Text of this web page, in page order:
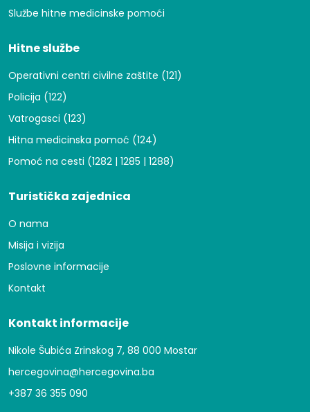
Službe hitne medicinske pomoći
Hitne službe
Operativni centri civilne zaštite (121)
Policija (122)
Vatrogasci (123)
Hitna medicinska pomoć (124)
Pomoć na cesti (1282 | 1285 | 1288)
Turistička zajednica
O nama
Misija i vizija
Poslovne informacije
Kontakt
Kontakt informacije
Nikole Šubića Zrinskog 7, 88 000 Mostar
hercegovina@hercegovina.ba
+387 36 355 090